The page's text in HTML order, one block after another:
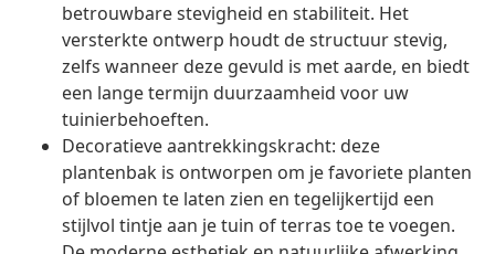
betrouwbare stevigheid en stabiliteit. Het
versterkte ontwerp houdt de structuur stevig,
zelfs wanneer deze gevuld is met aarde, en biedt
een lange termijn duurzaamheid voor uw
tuinierbehoeften.
Decoratieve aantrekkingskracht: deze
plantenbak is ontworpen om je favoriete planten
of bloemen te laten zien en tegelijkertijd een
stijlvol tintje aan je tuin of terras toe te voegen.